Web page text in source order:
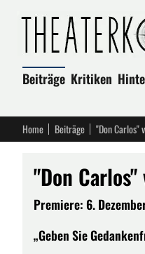
Beiträge Kritiken
Home Beiträge "Don Carlos"
"Don
Premiere: 6.
„Geben Sie